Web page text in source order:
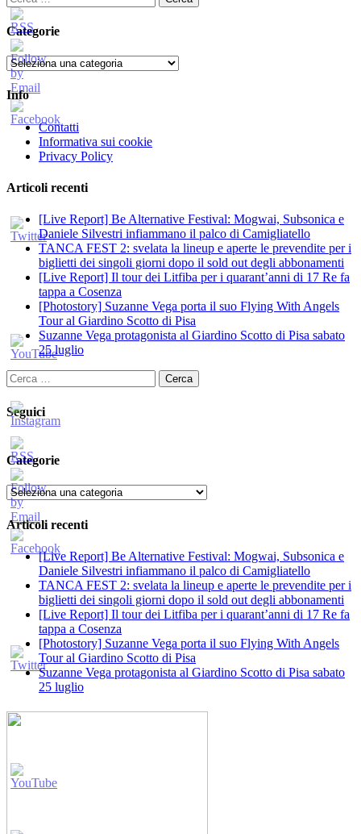
per:
Categorie
Categorie
Info
Contatti
Informativa sui cookie
Privacy Policy
Articoli recenti
[Live Report] Be Alternative Festival: Mogwai, Subsonica e
Daniele Silvestri infiammano il palco di Camigliatello
TANCA FEST 2: svelata la lineup e aperte le prevendite per i
biglietti dei singoli giorni dopo il sold out degli abbonamenti
[Live Report] Il tour dei Litfiba per i quarant’anni di 17 Re fa
tappa a Cosenza
[Photostory] Suzanne Vega porta il suo Flying With Angels
Tour al Giardino Scotto di Pisa
Suzanne Vega protagonista al Giardino Scotto di Pisa sabato
25 luglio
Ricerca
per:
Seguici
Categorie
Categorie
Articoli recenti
[Live Report] Be Alternative Festival: Mogwai, Subsonica e
Daniele Silvestri infiammano il palco di Camigliatello
TANCA FEST 2: svelata la lineup e aperte le prevendite per i
biglietti dei singoli giorni dopo il sold out degli abbonamenti
[Live Report] Il tour dei Litfiba per i quarant’anni di 17 Re fa
tappa a Cosenza
[Photostory] Suzanne Vega porta il suo Flying With Angels
Tour al Giardino Scotto di Pisa
Suzanne Vega protagonista al Giardino Scotto di Pisa sabato
25 luglio